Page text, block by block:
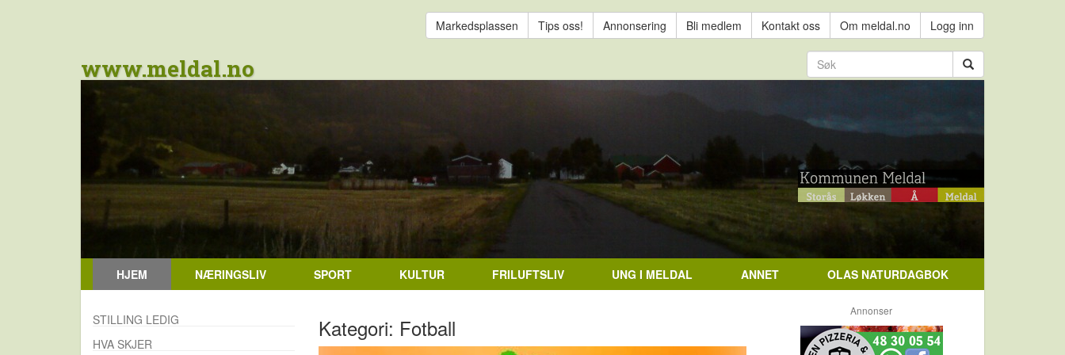
Markedsplassen Tips oss! Annonsering Bli medlem Kontakt oss Om meldal.no Logg inn
www.meldal.no
HJEM NÆRINGSLIV SPORT KULTUR FRILUFTSLIV UNG I MELDAL ANNET OLAS NATURDAGBOK
Kategori: Fotball
STILLING LEDIG
HVA SKJER
Annonser